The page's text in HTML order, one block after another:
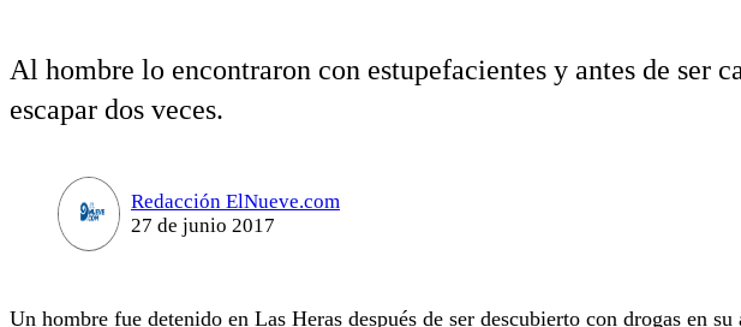
Al hombre lo encontraron con estupefacientes y antes de ser
escapar dos veces.
Redacción ElNueve.com
27 de junio 2017
Un hombre fue detenido en Las Heras después de ser descubierto con drogas en